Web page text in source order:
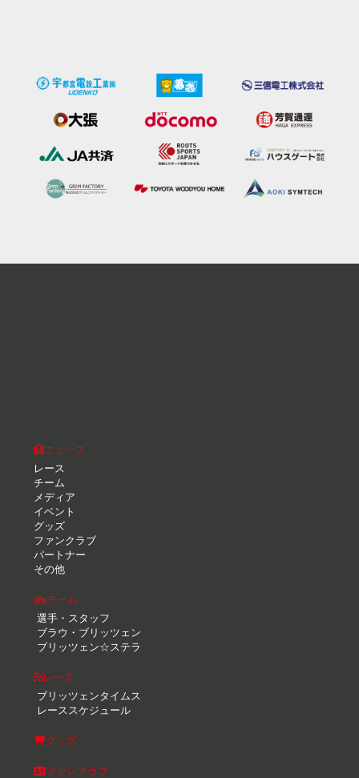
ニュース
レース
チーム
メディア
イベント
グッズ
ファンクラブ
パートナー
その他
チーム
選手・スタッフ
ブラウ・ブリッツェン
ブリッツェン☆ステラ
レース
ブリッツェンタイムス
レーススケジュール
グッズ
ファンクラブ